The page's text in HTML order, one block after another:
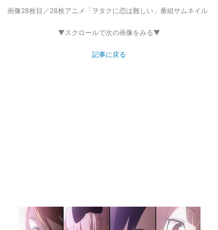
画像28枚目／28枚アニメ「ヲタクに恋は難しい」番組サムネイル
▼スクロールで次の画像をみる▼
記事に戻る